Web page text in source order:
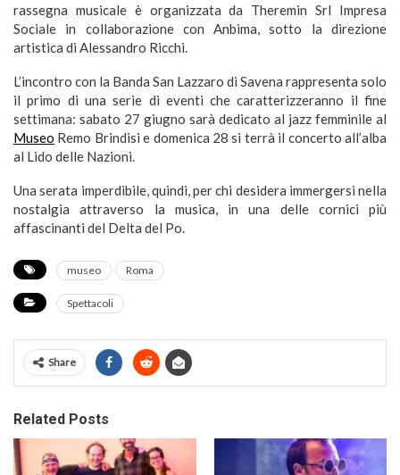
rassegna musicale è organizzata da Theremin Srl Impresa
Sociale in collaborazione con Anbima, sotto la direzione
artistica di Alessandro Ricchi.
L’incontro con la Banda San Lazzaro di Savena rappresenta solo
il primo di una serie di eventi che caratterizzeranno il fine
settimana: sabato 27 giugno sarà dedicato al jazz femminile al
Museo Remo Brindisi e domenica 28 si terrà il concerto all’alba
al Lido delle Nazioni.
Una serata imperdibile, quindi, per chi desidera immergersi nella
nostalgia attraverso la musica, in una delle cornici più
affascinanti del Delta del Po.
museo Roma
Spettacoli
Share
Related Posts